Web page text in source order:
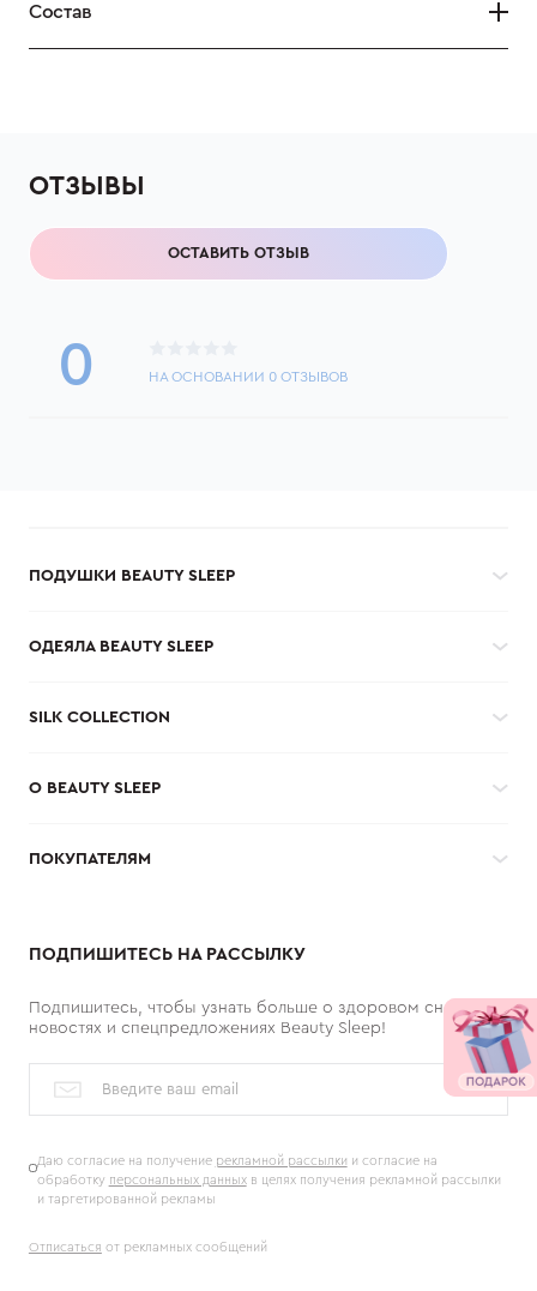
Состав
ОТЗЫВЫ
ОСТАВИТЬ ОТЗЫВ
0 НА ОСНОВАНИИ 0ОТЗЫВОВ
ПОДУШКИ BEAUTY SLEEP
ОДЕЯЛА BEAUTY SLEEP
SILK COLLECTION
О BEAUTY SLEEP
ПОКУПАТЕЛЯМ
ПОДПИШИТЕСЬ НА РАССЫЛКУ
Подпишитесь, чтобы узнать больше о здоровом сне,
новостях и спецпредложениях Beauty Sleep!
Даю согласие на получение рекламной рассылки и согласие на
обработку персональных данныхв целях получения рекламной рассылки
и таргетированной рекламы
Отписаться от рекламных сообщений